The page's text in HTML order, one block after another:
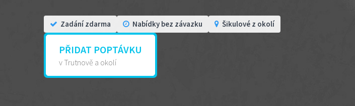
Zadání zdarma Nabídky bez závazku Šikulové z okolí
PŘIDAT POPTÁVKU
v Trutnově a okolí